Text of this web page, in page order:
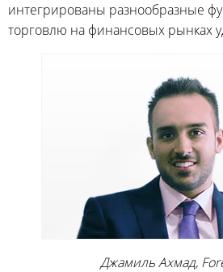
интегрированы разнообразные
торговлю на финансовых рынках
Джамиль Ахмад,